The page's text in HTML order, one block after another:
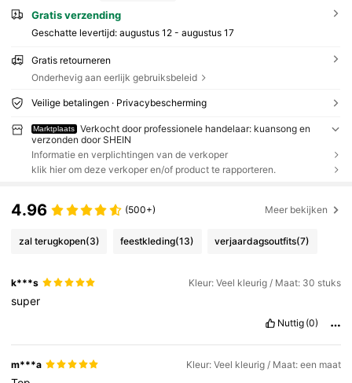
Gratis verzending
Geschatte levertijd: augustus 12 - augustus 17
Gratis retourneren
Onderhevig aan eerlijk gebruiksbeleid
Veilige betalingen · Privacybescherming
Marktplaats
Verkocht door professionele handelaar: kuansong en
verzonden door SHEIN
Informatie en verplichtingen van de verkoper
klik hier om deze verkoper en/of product te rapporteren.
4.96 (500+) Meer bekijken
zal terugkopen(3) feestkleding(13) verjaardagsoutfits(7)
k***s Kleur: Veel kleurig / Maat: 30 stuks
super
Nuttig (0)
m***a Kleur: Veel kleurig / Maat: een maat